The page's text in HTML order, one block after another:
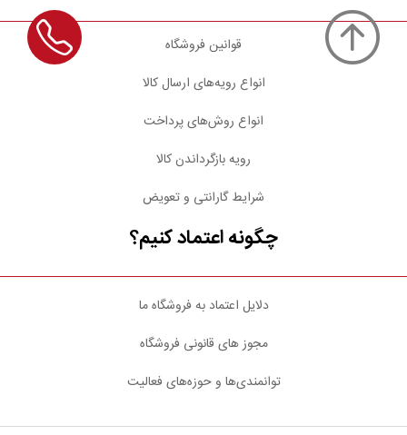
قوانین فروشگاه
انواع رویه‌های ارسال کالا
انواع روش‌های پرداخت
رویه بازگرداندن کالا
شرایط گارانتی و تعویض
چگونه اعتماد کنیم؟
دلایل اعتماد به فروشگاه ما
مجوز های قانونی فروشگاه
توانمندی‌ها و حوزه‌های فعالیت